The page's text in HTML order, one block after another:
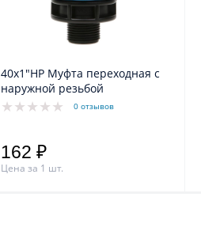
40х1"НР Муфта переходная с
наружной резьбой
0 отзывов
162 ₽
Цена за 1 шт.